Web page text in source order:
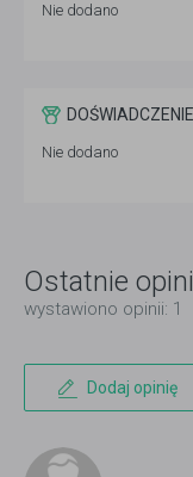
Nie dodano
DOŚWIADCZENIE
Nie dodano
Ostatnie
wystawiono opinii: 1
Dodaj opinię